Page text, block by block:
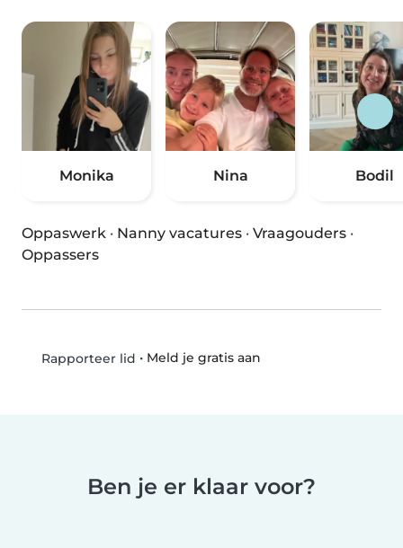
Monika Nina Bodil
Oppaswerk · Nanny vacatures · Vraagouders ·
Oppassers
Rapporteer lid • Meld je gratis aan
Ben je er klaar voor?